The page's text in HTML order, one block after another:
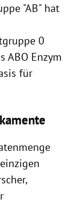
"AB" hat
0
ABO Enzym
für